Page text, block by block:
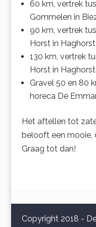
60 km, vertrek
Gommelen in
90 km, vertrek
Horst in Haghorst
130 km, vertrek
Horst in
Gravel 50 en 80
horeca De
Het aftellen tot
belooft een mooie,
Graag tot dan!
Copyright 2018 -